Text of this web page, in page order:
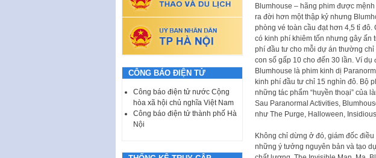
Blumhouse – hãng phim được
ra đời hơn một thập kỷ nhưng
phòng vé toàn cầu đạt hơn 4,5 tỉ
có kinh phí khiêm tốn nhưng gây
phí đầu tư cho mỗi dự án thường
con số gấp 10 cho đến 30 lần. Ví dụ
Blumhouse là phim kinh dị
kinh phí đầu tư chỉ 15 nghìn đô. Bộ
những tác phẩm “huyền thoại” của
Sau Paranormal Activities,
như The Purge, Halloween,
Không chỉ dừng ở đó, giám đốc
những ý tưởng nguyên bản và tạo
CÔNG BÁO ĐIỆN TỬ
Công báo điện tử nước Cộng
hòa xã hội chủ nghĩa Việt Nam
Công báo điện tử thành phố Hà
Nội